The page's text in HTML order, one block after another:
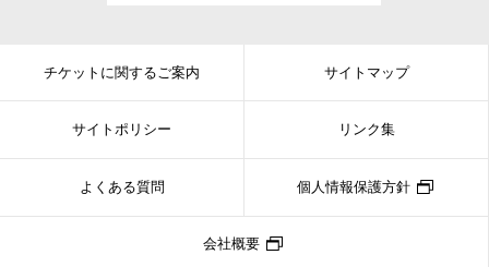
チケットに関するご案内 サイトマップ
サイトポリシー リンク集
よくある質問 個人情報保護方針
会社概要